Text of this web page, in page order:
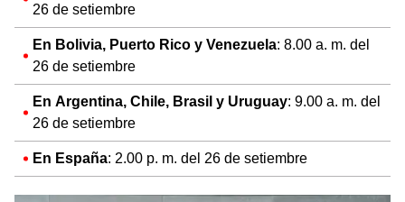
26 de setiembre
En Bolivia, Puerto Rico y Venezuela: 8.00 a. m. del
26 de setiembre
En Argentina, Chile, Brasil y Uruguay: 9.00 a. m. del
26 de setiembre
En España: 2.00 p. m. del 26 de setiembre